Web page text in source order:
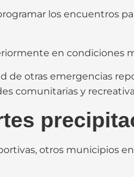
los encuentros
en condiciones
otras emergencias
comunitarias y
otros municipios